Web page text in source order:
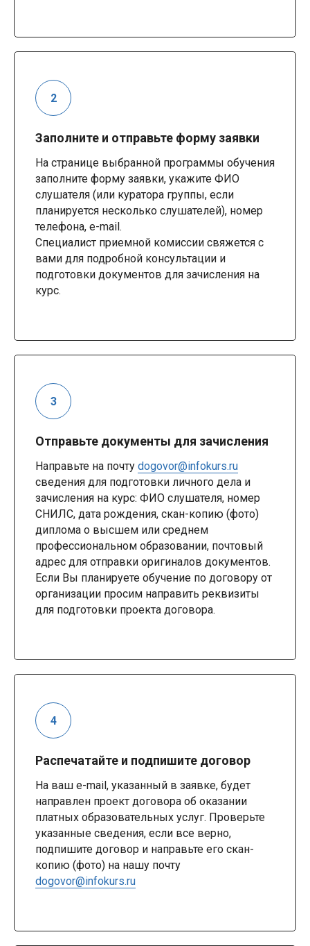
Заполните и отправьте форму заявки
На странице выбранной программы обучения
заполните форму заявки, укажите ФИО
слушателя (или куратора группы, если
планируется несколько слушателей), номер
телефона, e-mail.
Специалист приемной комиссии свяжется с
вами для подробной консультации и
подготовки документов для зачисления на
курс.
Отправьте документы для зачисления
Направьте на почту dogovor@infokurs.ru
сведения для подготовки личного дела и
зачисления на курс: ФИО слушателя, номер
СНИЛС, дата рождения, скан-копию (фото)
диплома о высшем или среднем
профессиональном образовании, почтовый
адрес для отправки оригиналов документов.
Если Вы планируете обучение по договору от
организации просим направить реквизиты
для подготовки проекта договора.
Распечатайте и подпишите договор
На ваш e-mail, указанный в заявке, будет
направлен проект договора об оказании
платных образовательных услуг. Проверьте
указанные сведения, если все верно,
подпишите договор и направьте его скан-
копию (фото) на нашу почту
dogovor@infokurs.ru